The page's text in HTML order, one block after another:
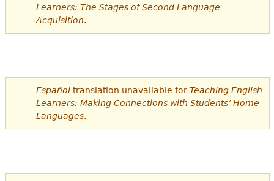
Learners: The Stages of Second Language
Acquisition.
Españoltranslation unavailable for Teaching English
Learners: Making Connections with Students’ Home
Languages.